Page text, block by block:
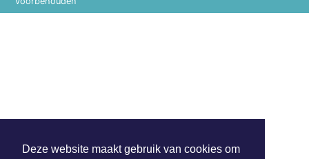
Deze website maakt gebruik van cookies om